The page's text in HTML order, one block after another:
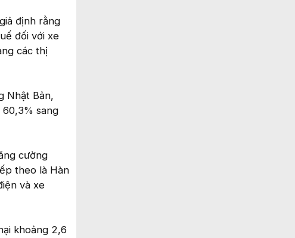
định rằng
đối với xe
các thị
Nhật Bản,
sang
cường
theo là Hàn
và xe
khoảng 2,6